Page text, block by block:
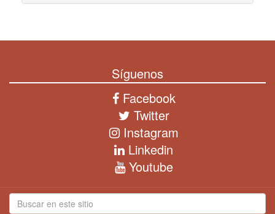
Síguenos
Facebook
Twitter
Instagram
Linkedin
Youtube